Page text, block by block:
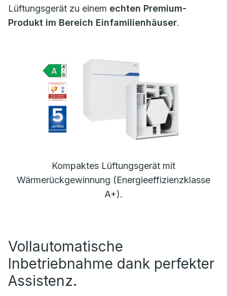
Lüftungsgerät zu einem echten Premium-
Produkt im Bereich Einfamilienhäuser.
Kompaktes Lüftungsgerät mit
Wärmerückgewinnung (Energieeffizienzklasse
A+).
Vollautomatische
Inbetriebnahme dank perfekter
Assistenz.